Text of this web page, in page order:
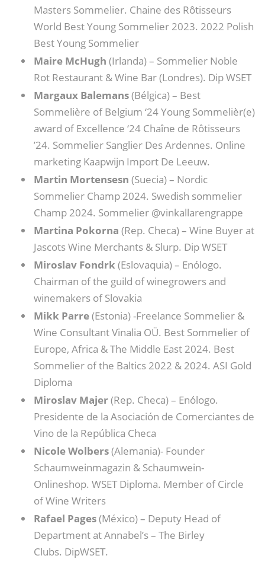
Masters Sommelier. Chaine des Rôtisseurs
World Best Young Sommelier 2023. 2022 Polish
Best Young Sommelier
Maire McHugh (Irlanda) – Sommelier Noble
Rot Restaurant & Wine Bar (Londres). Dip WSET
Margaux Balemans(Bélgica) – Best
Sommelière of Belgium ‘24 Young Sommelièr(e)
award of Excellence ‘24 Chaîne de Rôtisseurs
’24. Sommelier Sanglier Des Ardennes. Online
marketing Kaapwijn Import De Leeuw.
Martin Mortensesn (Suecia) – Nordic
Sommelier Champ 2024. Swedish sommelier
Champ 2024. Sommelier @vinkallarengrappe
Martina Pokorna (Rep. Checa) – Wine Buyer at
Jascots Wine Merchants & Slurp. Dip WSET
Miroslav Fondrk (Eslovaquia) – Enólogo.
Chairman of the guild of winegrowers and
winemakers of Slovakia
Mikk Parre(Estonia) -Freelance Sommelier &
Wine Consultant Vinalia OÜ. Best Sommelier of
Europe, Africa & The Middle East 2024. Best
Sommelier of the Baltics 2022 & 2024. ASI Gold
Diploma
Miroslav Majer(Rep. Checa) – Enólogo.
Presidente de la Asociación de Comerciantes de
Vino de la República Checa
Nicole Wolbers(Alemania)- Founder
Schaumweinmagazin & Schaumwein-
Onlineshop. WSET Diploma. Member of Circle
of Wine Writers
Rafael Pages(México) – Deputy Head of
Department at Annabel’s – The Birley
Clubs. DipWSET.